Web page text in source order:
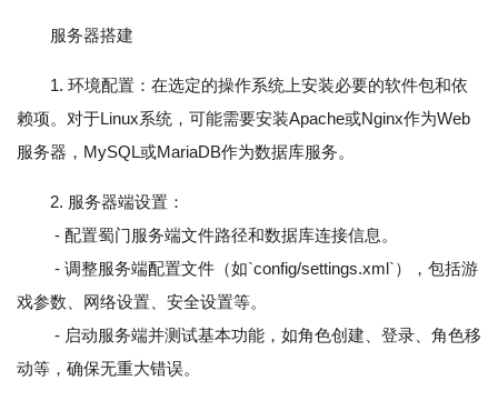
服务器搭建
1. 环境配置：在选定的操作系统上安装必要的软件包和依
赖项。对于Linux系统，可能需要安装Apache或Nginx作为Web
服务器，MySQL或MariaDB作为数据库服务。
2. 服务器端设置：
- 配置蜀门服务端文件路径和数据库连接信息。
- 调整服务端配置文件（如`config/settings.xml`），包括游
戏参数、网络设置、安全设置等。
- 启动服务端并测试基本功能，如角色创建、登录、角色移
动等，确保无重大错误。